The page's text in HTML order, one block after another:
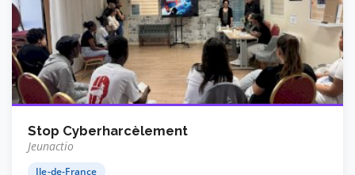
Stop Cyberharcèlement
Jeunactio
Ile-de-France